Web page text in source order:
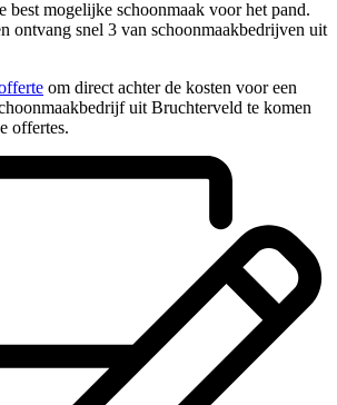
best mogelijke schoonmaak voor het pand.
ontvang snel 3 van schoonmaakbedrijven uit
om direct achter de kosten voor een
uit Bruchterveld te komen
offertes.